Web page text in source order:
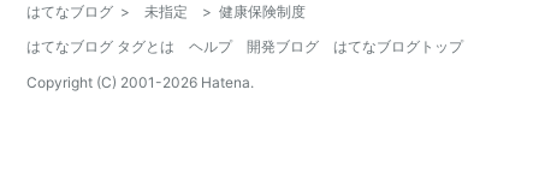
けられるしくみとして、公的な医療保険制度がありま
す。健康保険はこうした公的な医療保険制度のひとつで
す。 健康保険の種類 社会保険（会社で雇…
はてなブログ > 未指定 > 健康保険制度
はてなブログ タグとは
ヘルプ 開発ブログ
はてなブログトップ
Copyright (C) 2001-2026 Hatena.